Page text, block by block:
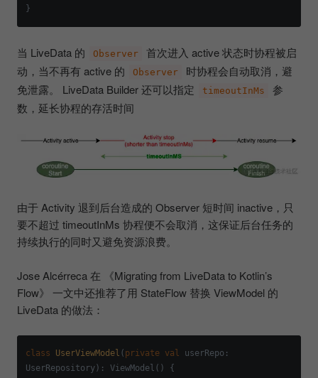
当 LiveData 的 Observer
首次进入 active 状态时协程被启
动，当不再有 active 的
Observer
时协程会自动取消，避
免泄露。 LiveData Builder 还可以指定
timeoutInMs
参
数，延长协程的存活时间
由于 Activity 退到后台造成的 Observer 短时间 inactive，只
要不超过 timeoutInMs 协程便不会取消，这保证后台任务的
持续执行的同时又避免资源浪费。
Jose Alcérreca 在 《Migrating from LiveData to Kotlin’s
Flow》 一文中还推荐了用 StateFlow 替换 ViewModel 的
LiveData 的做法：
class UserViewModel ( private val userRepo:
UserRepository): ViewModel() {